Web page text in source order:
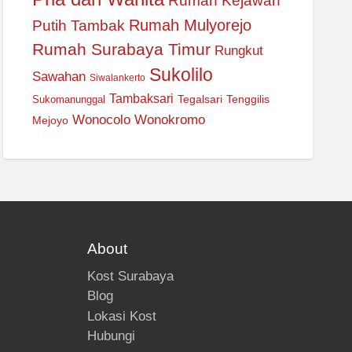
Putih Tambak Rumah Mulyorejo
Rumah Surabaya Timur Rungkut
Sawahan Siwalankerto Sukolilo
Sukomanunggal Tambaksari Tegalsari Tenggilis
Mejoyo Wonocolo Wonokromo
About
Kost Surabaya
Blog
Lokasi Kost
Hubungi